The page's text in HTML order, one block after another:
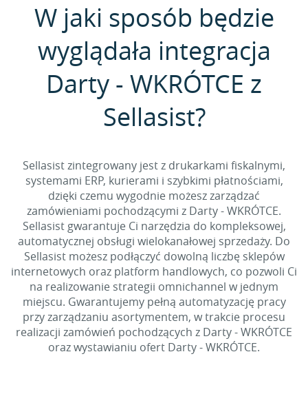
W jaki sposób będzie
wyglądała integracja
Darty - WKRÓTCE z
Sellasist?
Sellasist zintegrowany jest z drukarkami fiskalnymi,
systemami ERP, kurierami i szybkimi płatnościami,
dzięki czemu wygodnie możesz zarządzać
zamówieniami pochodzącymi z Darty - WKRÓTCE.
Sellasist gwarantuje Ci narzędzia do kompleksowej,
automatycznej obsługi wielokanałowej sprzedaży. Do
Sellasist możesz podłączyć dowolną liczbę sklepów
internetowych oraz platform handlowych, co pozwoli Ci
na realizowanie strategii omnichannel w jednym
miejscu. Gwarantujemy pełną automatyzację pracy
przy zarządzaniu asortymentem, w trakcie procesu
realizacji zamówień pochodzących z Darty - WKRÓTCE
oraz wystawianiu ofert Darty - WKRÓTCE.